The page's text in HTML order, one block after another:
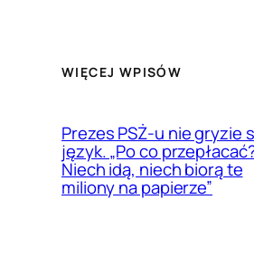
WIĘCEJ WPISÓW
Prezes PSŻ-u nie gryzie
język. „Po co
Niech idą, niech biorą te
miliony na papierze”